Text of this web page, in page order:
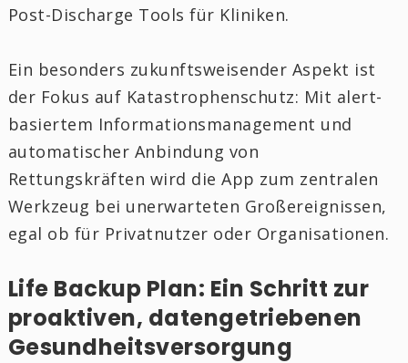
Post-Discharge Tools für Kliniken.
Ein besonders zukunftsweisender Aspekt ist
der Fokus auf Katastrophenschutz: Mit alert-
basiertem Informationsmanagement und
automatischer Anbindung von
Rettungskräften wird die App zum zentralen
Werkzeug bei unerwarteten Großereignissen,
egal ob für Privatnutzer oder Organisationen.
Life Backup Plan: Ein Schritt zur
proaktiven, datengetriebenen
Gesundheitsversorgung